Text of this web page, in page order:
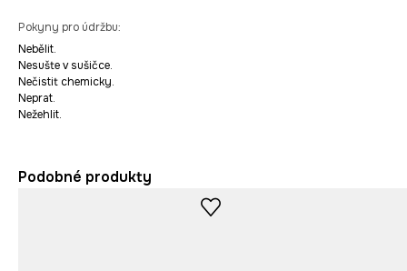
Pokyny pro údržbu:
Nebělit.
Nesušte v sušičce.
Nečistit chemicky.
Neprat.
Nežehlit.
Podobné produkty